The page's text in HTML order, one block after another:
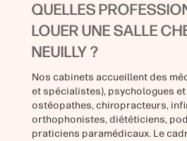
QUELLES
LOUER UNE SALLE
NEUILLY ?
Nos cabinets accueillent des
et spécialistes), psychologues
ostéopathes, chiropracteurs,
orthophonistes, diététiciens,
praticiens paramédicaux. Le